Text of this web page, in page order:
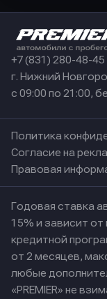
+7 (831) 280-48-45
г. Нижний
с 09:00 по 21:00,
Политика
Согласие на
Правовая
Годовая ставка
15% и зависит
кредитной
от 2 месяцев,
любые
«PREMIER» не